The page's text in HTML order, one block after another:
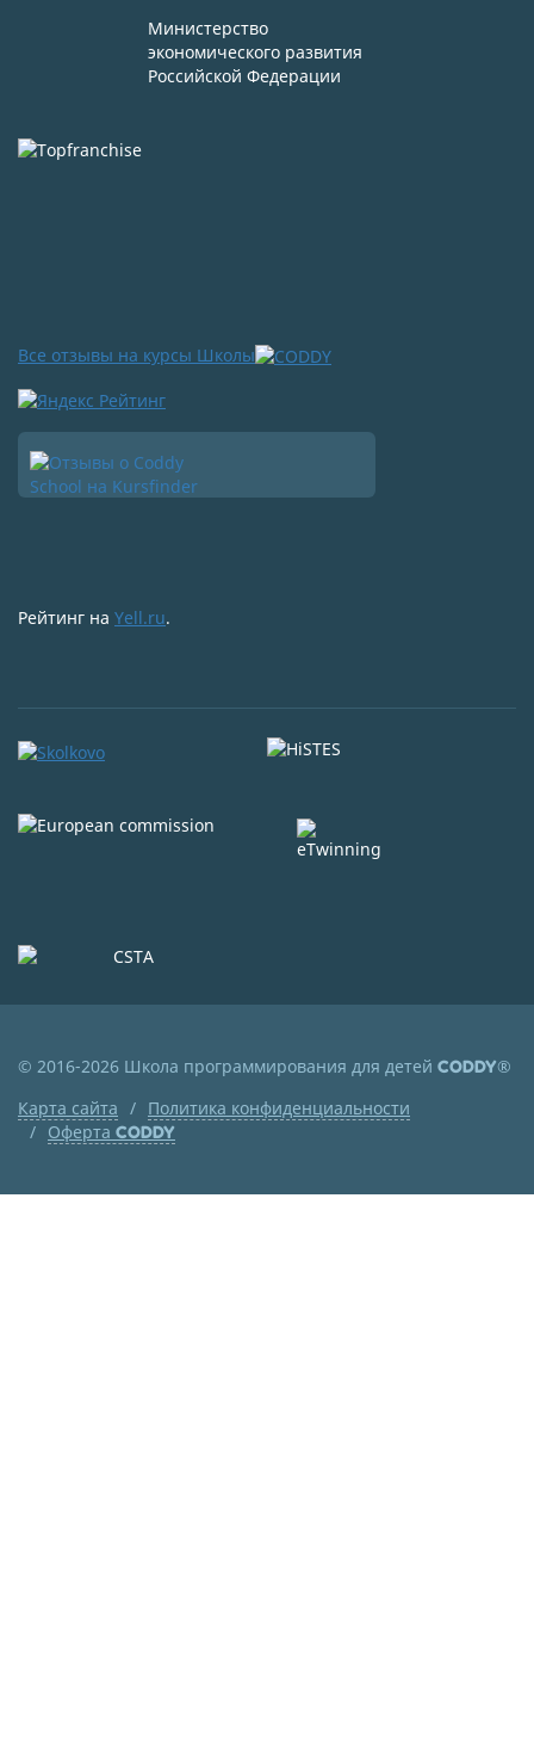
Министерство
экономического развития
Российской Федерации
Все отзывы на курсы Школы
Рейтинг на Yell.ru.
© 2016-2026 Школа программирования для детей CODDY®
Карта сайта
Политика конфиденциальности
Оферта CODDY